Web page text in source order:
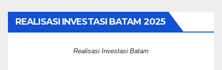
REALISASI INVESTASI BATAM 2025
Realisasi Investasi Batam